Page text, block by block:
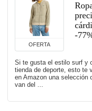
OFERTA
-
Si te gusta el estilo surf y
tienda de deporte, esto te
en Amazon una selección
van del ...